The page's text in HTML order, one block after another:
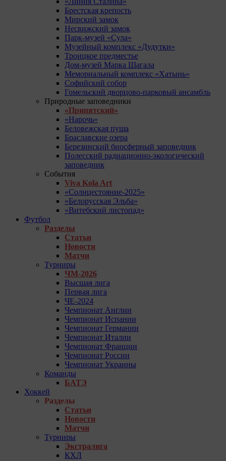
Брестская крепость
Мирский замок
Несвижский замок
Парк-музей «Сула»
Музейный комплекс «Дудутки»
Троицкое предместье
Дом-музей Марка Шагала
Мемориальный комплекс «Хатынь»
Софийский собор
Гомельский дворцово-парковый ансамбль
Природные заповедники
«Припятский»
«Нарочь»
Беловежская пуща
Браславские озера
Березинский биосферный заповедник
Полесский радиационно-экологический
заповедник
События
Viva Kola Art
«Солнцестояние-2025»
«Белорусская Эльба»
«Витебский листопад»
Футбол
Разделы
Статьи
Новости
Матчи
Турниры
ЧМ-2026
Высшая лига
Первая лига
ЧЕ-2024
Чемпионат Англии
Чемпионат Испании
Чемпионат Германии
Чемпионат Италии
Чемпионат Франции
Чемпионат России
Чемпионат Украины
Команды
БАТЭ
Хоккей
Разделы
Статьи
Новости
Матчи
Турниры
Экстралига
КХЛ